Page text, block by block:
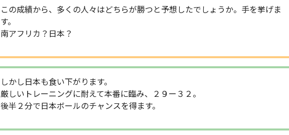
この成績から、多くの人々はどちらが勝つと予想したでしょうか。手を挙げま
す。
南アフリカ？日本？
しかし日本も食い下がります。
厳しいトレーニングに耐えて本番に臨み、２９ー３２。
後半２分で日本ボールのチャンスを得ます。